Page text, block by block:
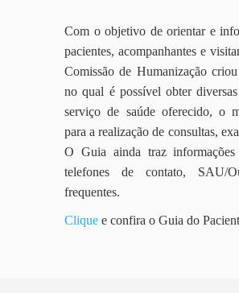
Com o objetivo de orientar e
pacientes, acompanhantes e
Comissão de Humanização
no qual é possível obter
serviço de saúde oferecido, o
para a realização de consultas,
O Guia ainda traz informações
telefones de contato, SAU/
frequentes.
Clique e confira o Guia do